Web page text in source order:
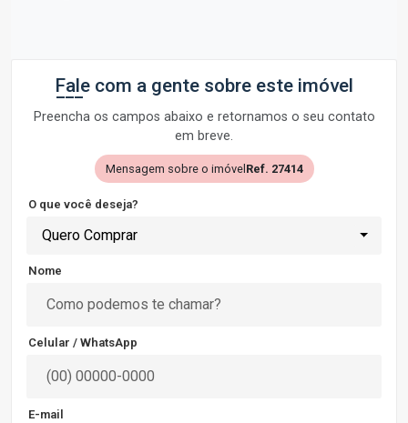
Fale com a gente sobre este imóvel
Preencha os campos abaixo e retornamos o seu contato
em breve.
Mensagem sobre o imóvel Ref. 27414
O que você deseja?
Quero Comprar
Nome
Celular / WhatsApp
E-mail